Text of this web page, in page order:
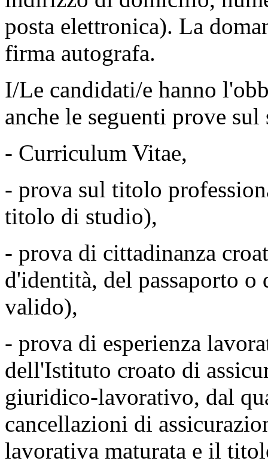
posta elettronica). La
firma autografa.
I/Le candidati/e hanno
anche le seguenti prove
- Curriculum Vitae,
- prova sul titolo
titolo di studio),
- prova di cittadinanza
d'identità, del passaporto
valido),
- prova di esperienza
dell'Istituto croato di
giuridico-lavorativo, dal
cancellazioni di
lavorativa maturata e il